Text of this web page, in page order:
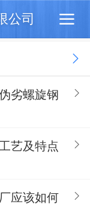
公司
劣螺旋钢
艺及特点
应该如何